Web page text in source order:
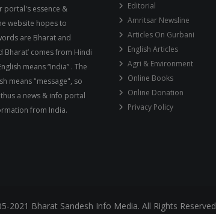
portal's essence &
website hopes to
are Bharat and
Bharat’ comes from Hindi
means “India” . The
means "message", so
a news & info portal
from India.
Editorial
Amritsar Newsline
Articles On Gurbani
English Articles
Agri & Environment
Online Books
Online Donation
Privacy Policy
2021 Bharat Sandesh Info Media. All Rights Reserved